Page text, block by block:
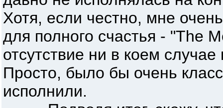
Хотя, если честно, мне
для полного счастья - "The
отсутствие ни в коем
Просто, было бы очень
исполнили.